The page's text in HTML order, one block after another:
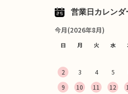
営業日カレンダ
今月(2026年8月)
日 月 火 水
2
3 4 5
9
10 11 12